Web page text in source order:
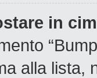
in
alla lista,